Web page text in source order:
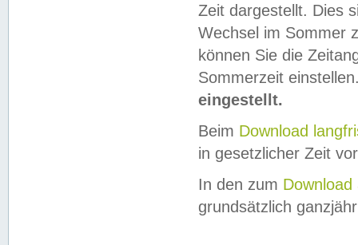
Zeit dargestellt. Dies
Wechsel im Sommer
können Sie die
Sommerzeit
eingestellt.
Beim Download
in gesetzlicher Zeit
In den zum Download
grundsätzlich